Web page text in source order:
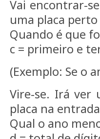
Vai encontrar-
uma placa
Quando é que
c = primeiro e
(Exemplo: Se o
Vire-se. Irá ver
placa na
Qual o ano